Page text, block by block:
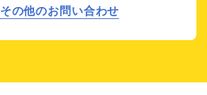
その他のお問い合わせ